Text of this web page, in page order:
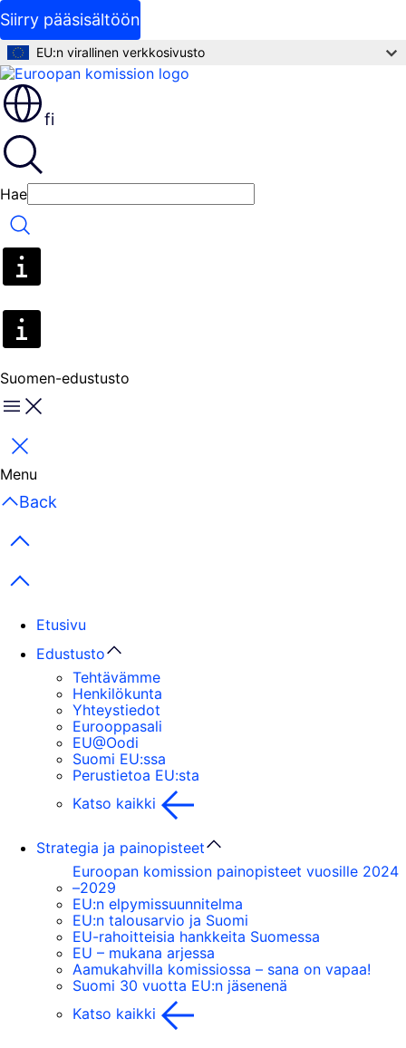
Siirry pääsisältöön
EU:n virallinen verkkosivusto
fi
Hae
Hae
Suomen-edustusto
Menu
Sulje
Menu
Back
Previous items
Next items
Etusivu
Edustusto
Tehtävämme
Henkilökunta
Yhteystiedot
Eurooppasali
EU@Oodi
Suomi EU:ssa
Perustietoa EU:sta
Katso kaikki
Strategia ja painopisteet
Euroopan komission painopisteet vuosille 2024
–2029
EU:n elpymissuunnitelma
EU:n talousarvio ja Suomi
EU-rahoitteisia hankkeita Suomessa
EU – mukana arjessa
Aamukahvilla komissiossa – sana on vapaa!
Suomi 30 vuotta EU:n jäsenenä
Katso kaikki